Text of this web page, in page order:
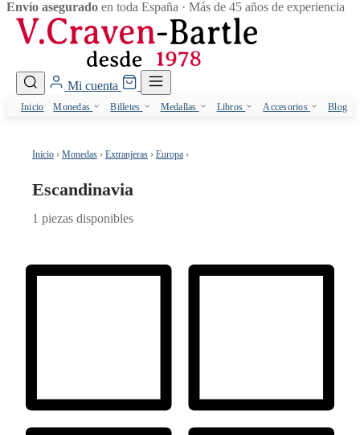
Escandinavia
Envío asegurado en toda España · Más de 45 años de experiencia
Mi cuenta
Inicio Monedas Billetes Medallas Libros Accesorios Blog
Inicio › Monedas › Extranjeras › Europa ›
Escandinavia
1 piezas disponibles